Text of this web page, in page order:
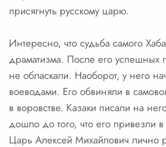
присягнуть русскому царю.
Интересно, что судьба самого
драматизма. После его успешных
не обласкали. Наоборот, у него
воеводами. Его обвиняли в
в воровстве. Казаки писали на
дошло до того, что его привезли
Царь Алексей Михайлович лично